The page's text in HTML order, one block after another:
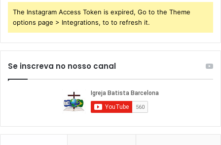
The Instagram Access Token is expired, Go to the Theme
options page > Integrations, to to refresh it.
Se inscreva no nosso canal